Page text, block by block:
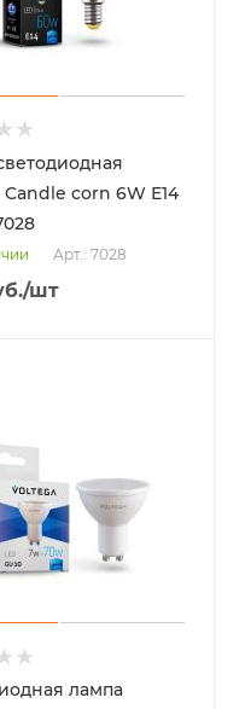
corn 6W Е14
Арт.: 7028
/шт
лампа